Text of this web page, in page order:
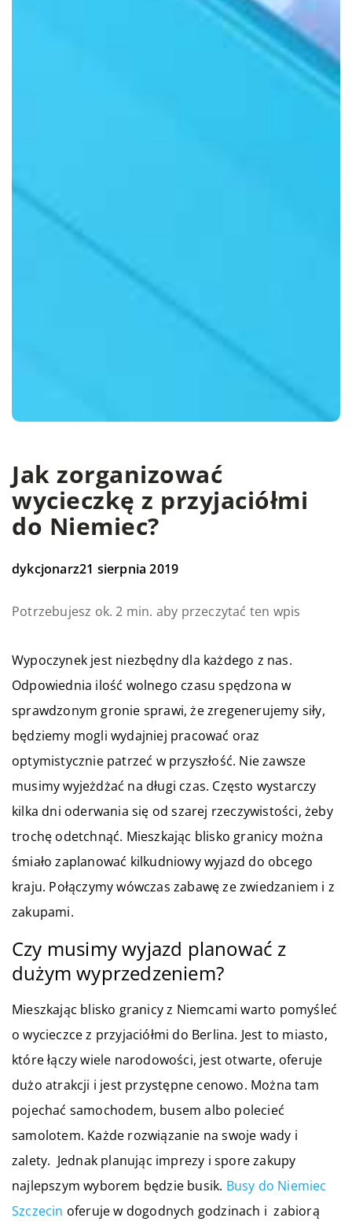
Jak zorganizować
wycieczkę z przyjaciółmi
do Niemiec?
dykcjonarz21 sierpnia 2019
Potrzebujesz ok. 2 min. aby przeczytać ten wpis
Wypoczynek jest niezbędny dla każdego z nas.
Odpowiednia ilość wolnego czasu spędzona w
sprawdzonym gronie sprawi, że zregenerujemy siły,
będziemy mogli wydajniej pracować oraz
optymistycznie patrzeć w przyszłość. Nie zawsze
musimy wyjeżdżać na długi czas. Często wystarczy
kilka dni oderwania się od szarej rzeczywistości, żeby
trochę odetchnąć. Mieszkając blisko granicy można
śmiało zaplanować kilkudniowy wyjazd do obcego
kraju. Połączymy wówczas zabawę ze zwiedzaniem i z
zakupami.
Czy musimy wyjazd planować z
dużym wyprzedzeniem?
Mieszkając blisko granicy z Niemcami warto pomyśleć
o wycieczce z przyjaciółmi do Berlina. Jest to miasto,
które łączy wiele narodowości, jest otwarte, oferuje
dużo atrakcji i jest przystępne cenowo. Można tam
pojechać samochodem, busem albo polecieć
samolotem. Każde rozwiązanie na swoje wady i
zalety. Jednak planując imprezy i spore zakupy
najlepszym wyborem będzie busik. Busy do Niemiec
Szczecin oferuje w dogodnych godzinach i zabiorą